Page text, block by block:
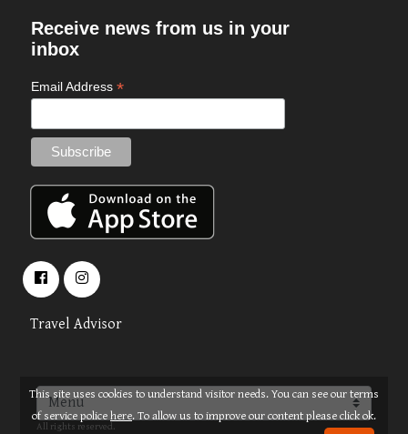
Receive news from us in your
inbox
Email Address *
Travel Advisor
© 2026 OPUS TRAVEL
All rights reserved.
About Terms
This site uses cookies to understand visitor needs. You can see our terms
of service police here. To allow us to improve our content please click ok.